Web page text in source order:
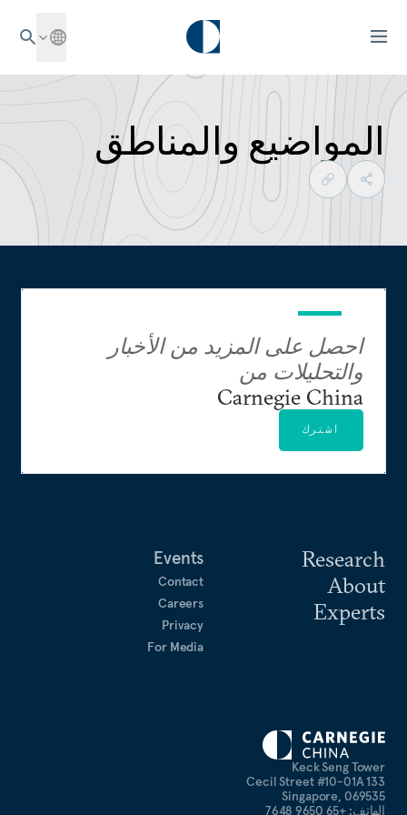
المواضيع والمناطق
Keck Seng Tower
133 Cecil Street #10-01A
Singapore, 069535
الهاتف: +65 9650 7648
Research
About
Experts
Events
Contact
Careers
Privacy
For Media
احصل على المزيد من الأخبار
والتحليلات من
Carnegie China
اشترك